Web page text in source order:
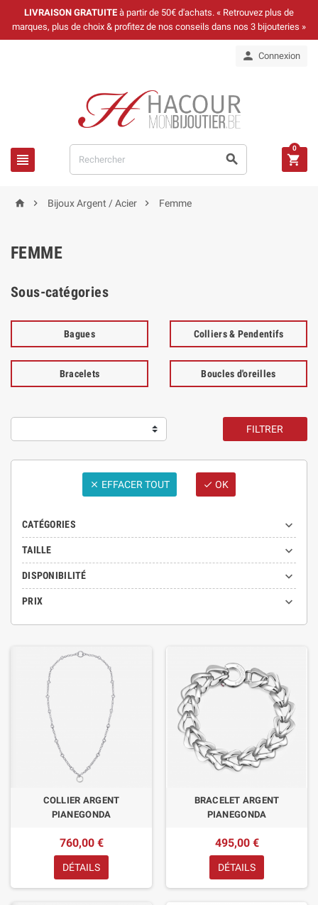
LIVRAISON GRATUITE à partir de 50€ d'achats. « Retrouvez plus de
marques, plus de choix & profitez de nos conseils dans nos 3 bijouteries »
 Connexion
  
0
  Bijoux Argent / Acier  Femme
FEMME
Sous-catégories
Bagues Colliers & Pendentifs
Bracelets Boucles d'oreilles
FILTRER
 EFFACER TOUT  OK
CATÉGORIES 
TAILLE 
DISPONIBILITÉ 
PRIX 
COLLIER ARGENT
PIANEGONDA
760,00 €
DÉTAILS
BRACELET ARGENT
PIANEGONDA
495,00 €
DÉTAILS